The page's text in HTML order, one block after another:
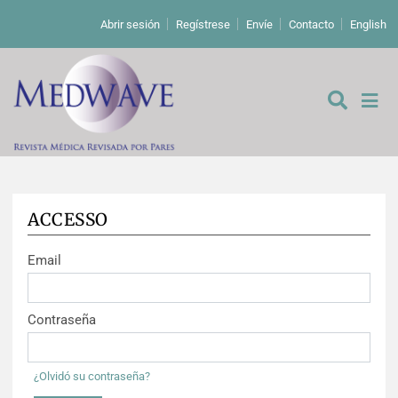
Abrir sesión Regístrese Envíe Contacto English
De los editores
Editoriales
Comentarios
Cartas a los editores
Estudios originales
Estudios cualitativos
Análisis
ACCESSO
Email
Contraseña
¿Olvidó su contraseña?